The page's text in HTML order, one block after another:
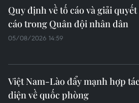
Quy định về tố cáo và giải
cáo trong Quân đội nhân dân
05/08/2026 14:59
Việt Nam-Lào đẩy mạnh hợp
diện về quốc phòng